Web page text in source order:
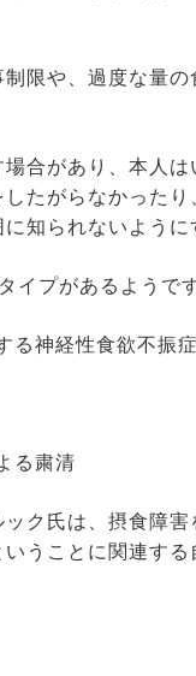
限や、過度な量
合があり、本人
たがらなかった
知られないように
イプがあるようです
る神経性食欲不振症
る粛清
ク氏は、摂食障
うことに関連す